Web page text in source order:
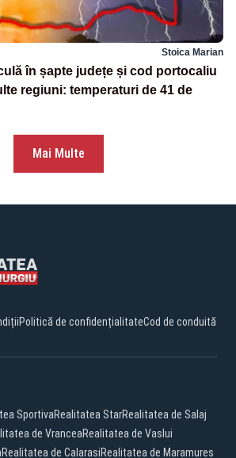
Stoica Marian
în șapte județe și cod portocaliu
regiuni: temperaturi de 41 de
Mai Multe
Politică de confidențialitateCod de conduită
SportivaRealitatea StarRealitatea de Salaj
de VranceaRealitatea de Vaslui
Realitatea de CalarasiRealitatea de Maramures